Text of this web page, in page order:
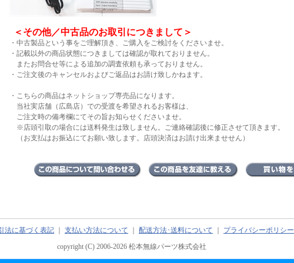
＜その他／中古品のお取引につきまして＞
・中古製品という事をご理解頂き、ご購入をご検討をくださいませ。
・記載以外の商品状態につきましては確認が取れておりません。
またお問合せ等による追加の調査依頼も承っておりません。
・ご注文後のキャンセルおよびご返品はお請け致しかねます。
・こちらの商品はネットショップ専売品になります。
当社実店舗（広島店）での受渡を希望されるお客様は、
ご注文時の備考欄にてその旨お知らせくださいませ。
※店頭引取の場合には送料発生は致しません。ご連絡確認後に修正させて頂きます。
（お支払はお振込にてお願い致します。店頭決済はお請け出来ませせん）
法に基づく表記 支払い方法について 配送方法･送料について
プライバシーポリシー
copyright (C) 2006-2026 松本無線パーツ株式会社